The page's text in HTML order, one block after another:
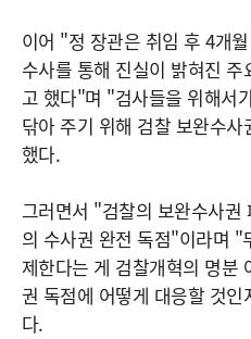
이어 "정 장관은 취임 후 4개
수사를 통해 진실이 밝혀진
고 했다"며 "검사들을 위해서
닦아 주기 위해 검찰 보완수
했다.
그러면서 "검찰의 보완수사
의 수사권 완전 독점"이라며 "
제한다는 게 검찰개혁의 명분
권 독점에 어떻게 대응할 것
다.